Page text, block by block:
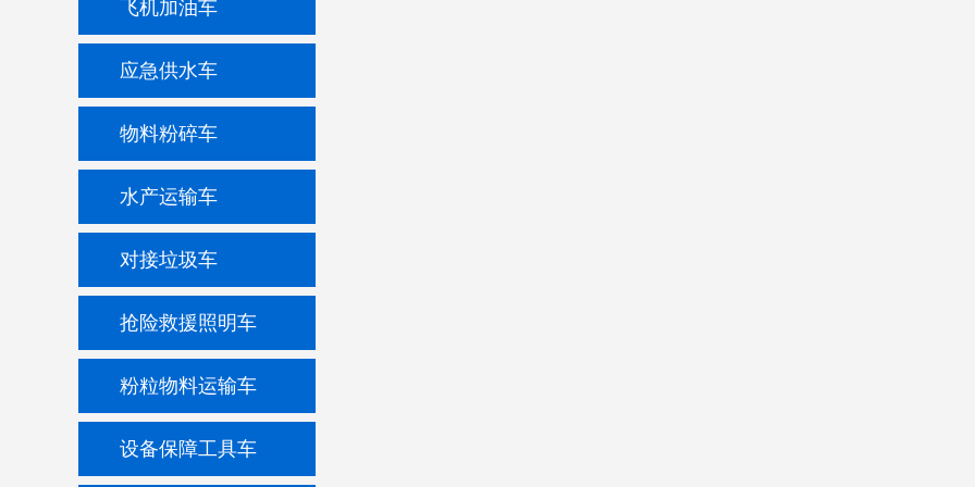
飞机加油车
应急供水车
物料粉碎车
水产运输车
对接垃圾车
抢险救援照明车
粉粒物料运输车
设备保障工具车